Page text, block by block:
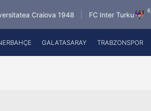
1948 FC Inter Turku
6.8.2026 - Per
18:00
GALATASARAY TRABZONSPOR